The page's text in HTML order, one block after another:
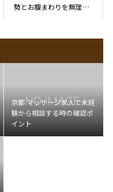
勢とお腹まわりを無理な
京都 マッサージ求人で未経
験から相談する時の確認ポ
イント